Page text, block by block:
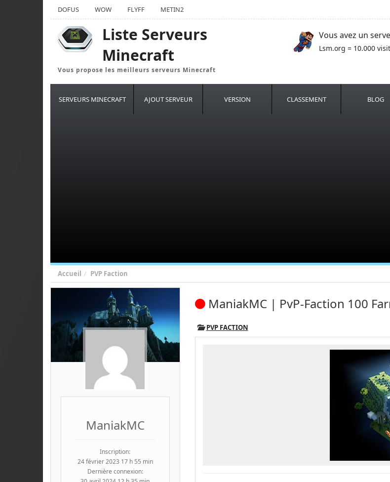
DOFUS WOW FLYFF METIN2
Liste Serveurs
Minecraft
Vous propose les meilleurs serveurs Minecraft
Vous avez un
Lsm.org = 10.000
SERVEURS MINECRAFT AJOUT SERVEUR VERSION CLASSEMENT BLOG
Accueil PVP Faction
ManiakMC
Inscription:
24 février 2023 17 h 55 min
Dernière connexion:
ManiakMC | PvP-Faction 100
PVP FACTION